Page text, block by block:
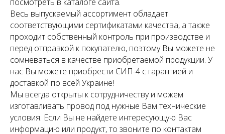
Весь выпускаемый ассортимент обладает
соответствующими сертификатами качества, а также
проходит собственный контроль при производстве и
перед отправкой к покупателю, поэтому Вы можете не
сомневаться в качестве приобретаемой продукции. У
нас Вы можете приобрести СИП-4 с гарантией и
доставкой по всей Украине!
Мы всегда открыты к сотрудничеству и можем
изготавливать провод под нужные Вам технические
условия. Если Вы не найдете интересующую Вас
информацию или продукт, то звоните по контактам